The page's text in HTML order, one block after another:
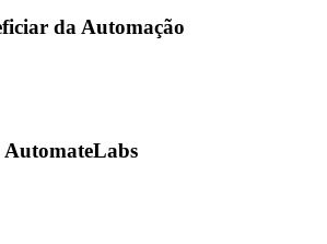
da Automação
AutomateLabs